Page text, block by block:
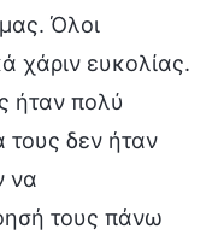
Όλοι
χάριν ευκολίας.
ήταν πολύ
τους δεν ήταν
να
τους πάνω